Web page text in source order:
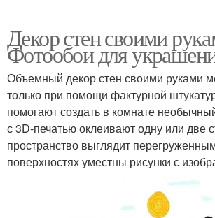
Декор стен своими
Фотообои для
Объемный декор стен своими руками
только при помощи фактурной
помогают создать в комнате
с 3D-печатью оклеивают одну или две
пространство выглядит
поверхностях уместны рисунки с